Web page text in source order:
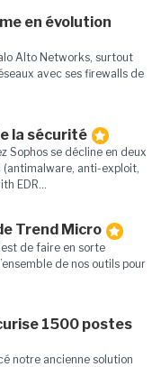
en évolution
Alto Networks, surtout
avec ses firewalls de
la sécurité
Sophos se décline en deux
anti-exploit,
EDR...
Trend Micro
de faire en sorte
de nos outils pour
1500 postes
notre ancienne solution